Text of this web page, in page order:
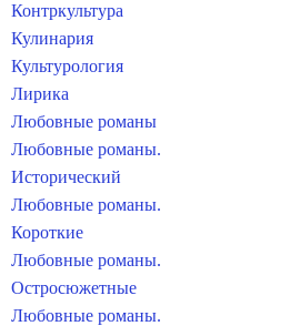
Контркультура
Кулинария
Культурология
Лирика
Любовные романы
Любовные романы.
Исторический
Любовные романы.
Короткие
Любовные романы.
Остросюжетные
Любовные романы.